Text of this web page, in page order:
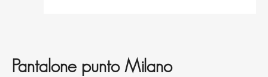
Pantalone punto Milano